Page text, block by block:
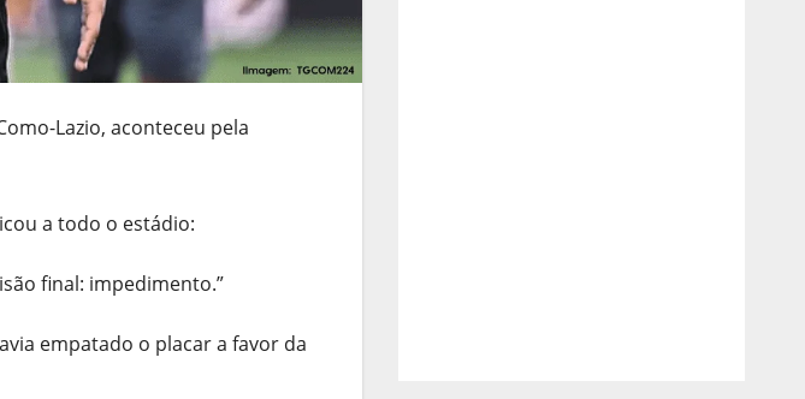
Lazio, aconteceu pela
a todo o estádio:
final: impedimento.”
empatado o placar a favor da